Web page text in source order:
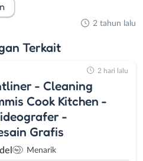
2 tahun lalu
Terkait
- Cleaning
Cook Kitchen -
-
Grafis
Menarik
2 hari lalu